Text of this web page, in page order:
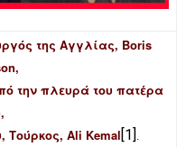
της Αγγλίας, Boris
την πλευρά του πατέρα
Ali Kemal[1]